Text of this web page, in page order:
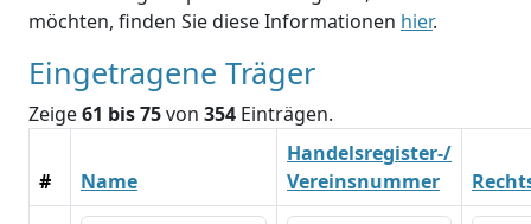
möchten, finden Sie diese Informationen hier.
Eingetragene Träger
Zeige61 bis 75von 354 Einträgen.
# Name
Handelsregister-/
Vereinsnummer